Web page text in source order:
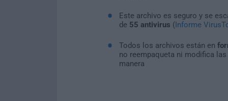
Este archivo es seguro y se
de 55 antivirus (Informe
Todos los archivos están en
no reempaqueta ni modifica
manera